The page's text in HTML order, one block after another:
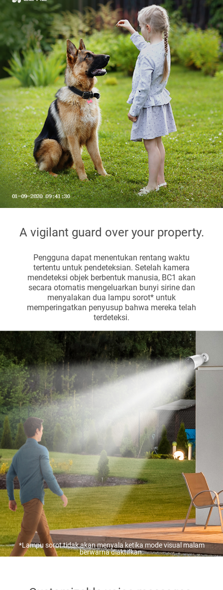
A vigilant guard over your property.
Pengguna dapat menentukan rentang waktu
tertentu untuk pendeteksian. Setelah kamera
mendeteksi objek berbentuk manusia, BC1 akan
secara otomatis mengeluarkan bunyi sirine dan
menyalakan dua lampu sorot* untuk
memperingatkan penyusup bahwa mereka telah
terdeteksi.
*Lampu sorot tidak akan menyala ketika mode visual malam
berwarna diaktifkan.